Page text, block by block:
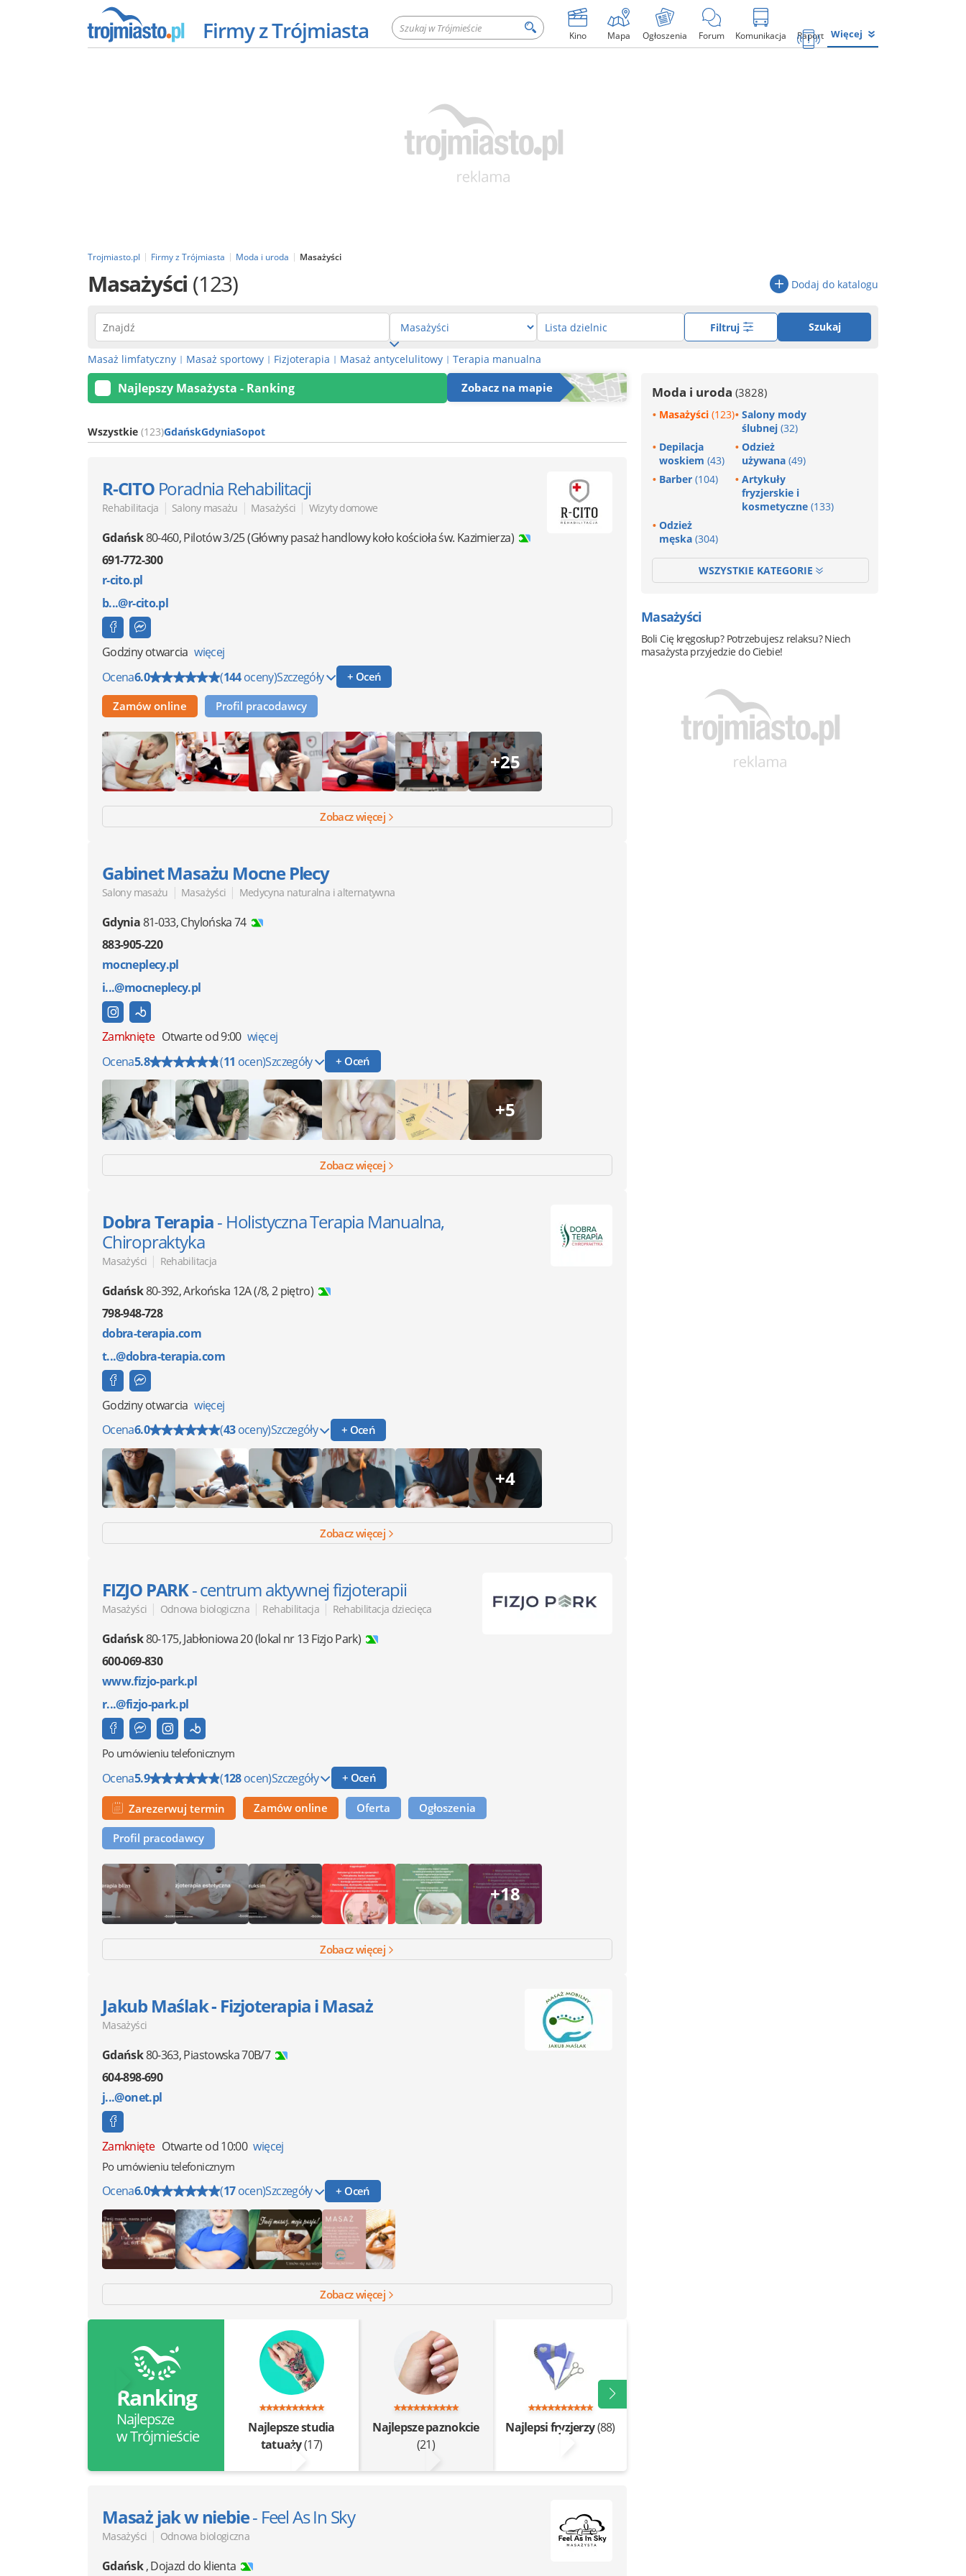
Firmy z Trójmiasta Kino Mapa Ogłoszenia Forum Komunikacja Raport Więcej
Trojmiasto.pl Firmy z Trójmiasta Moda i uroda Masażyści
Masażyści (123) Dodaj do katalogu
Filtruj Szukaj
Masaż limfatyczny | Masaż sportowy | Fizjoterapia | Masaż antycelulitowy | Terapia manualna
Najlepszy Masażysta - Ranking Zobacz na mapie
Wszystkie (123)GdańskGdyniaSopot
R-CITO Poradnia Rehabilitacji
Rehabilitacja | Salony masażu | Masażyści | Wizyty domowe
Gdańsk80-460,Pilotów 3/25(Główny pasaż handlowy koło kościoła św. Kazimierza)
691-772-300
r-cito.pl
b...@r-cito.pl
Godziny otwarcia więcej
Ocena6.0 (144oceny)Szczegóły + Oceń
Zamów online Profil pracodawcy
+25
Zobacz więcej
Gabinet Masażu Mocne Plecy
Salony masażu | Masażyści | Medycyna naturalna i alternatywna
Gdynia81-033,Chylońska 74
883-905-220
mocneplecy.pl
i...@mocneplecy.pl
Zamknięte Otwarte od 9:00 więcej
Ocena5.8 (11 ocen)Szczegóły + Oceń
+5
Zobacz więcej
Dobra Terapia- Holistyczna Terapia Manualna,
Chiropraktyka
Masażyści | Rehabilitacja
Gdańsk80-392,Arkońska 12A(/8, 2 piętro)
798-948-728
dobra-terapia.com
t...@dobra-terapia.com
Godziny otwarcia więcej
Ocena6.0 (43oceny)Szczegóły + Oceń
+4
Zobacz więcej
FIZJO PARK- centrum aktywnej fizjoterapii
Masażyści | Odnowa biologiczna | Rehabilitacja | Rehabilitacja dziecięca
Gdańsk80-175,Jabłoniowa 20(lokal nr 13 Fizjo Park)
600-069-830
www.fizjo-park.pl
r...@fizjo-park.pl
Po umówieniu telefonicznym
Ocena5.9 (128ocen)Szczegóły + Oceń
Zarezerwuj termin Zamów online Oferta Ogłoszenia
Profil pracodawcy
+18
Zobacz więcej
Jakub Maślak - Fizjoterapia i Masaż
Masażyści
Gdańsk80-363,Piastowska 70B/7
604-898-690
j...@onet.pl
Zamknięte Otwarte od 10:00 więcej
Po umówieniu telefonicznym
Ocena6.0 (17ocen)Szczegóły + Oceń
Zobacz więcej
Ranking
Najlepsze
w Trójmieście
Najlepsze studia
tatuaży(17)
Najlepsze paznokcie
(21)
Najlepsi fryzjerzy(88)
Masaż jak w niebie- Feel As In Sky
Masażyści | Odnowa biologiczna
Gdańsk ,Dojazd do klienta
Moda i uroda (3828)
Masażyści (123) Salony mody
ślubnej (32)
Depilacja
woskiem (43)
Odzież
używana (49)
Barber (104)
Artykuły
fryzjerskie i
kosmetyczne (133)
Odzież
męska (304)
WSZYSTKIE KATEGORIE
Masażyści
Boli Cię kręgosłup? Potrzebujesz relaksu? Niech
masażysta przyjedzie do Ciebie!